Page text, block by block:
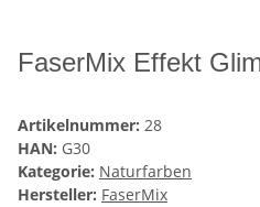
FaserMix Effekt
Artikelnummer: 28
HAN: G30
Kategorie: Naturfarben
Hersteller: FaserMix